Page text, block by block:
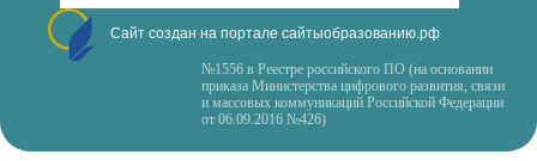
Сайт создан на портале сайтыобразованию.рф
№1556 в Реестре российского ПО (на основании
приказа Министерства цифрового развития, связи
и массовых коммуникаций Российской Федерации
от 06.09.2016 №426)